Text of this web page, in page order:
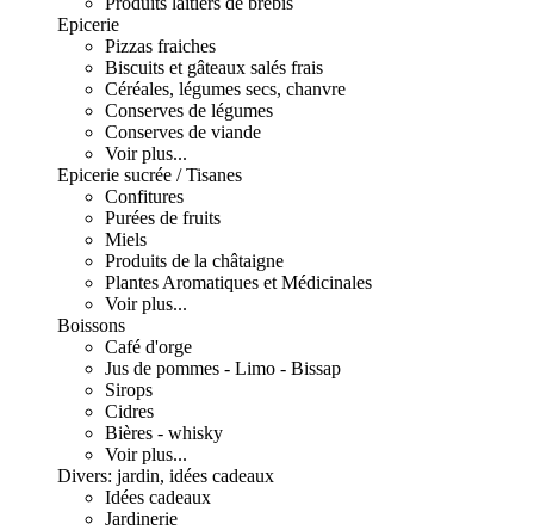
Epicerie
Pizzas fraiches
Biscuits et gâteaux salés frais
Céréales, légumes secs, chanvre
Conserves de légumes
Conserves de viande
Voir plus...
Epicerie sucrée / Tisanes
Confitures
Purées de fruits
Miels
Produits de la châtaigne
Plantes Aromatiques et Médicinales
Voir plus...
Boissons
Café d'orge
Jus de pommes - Limo - Bissap
Sirops
Cidres
Bières - whisky
Voir plus...
Divers: jardin, idées cadeaux
Idées cadeaux
Jardinerie